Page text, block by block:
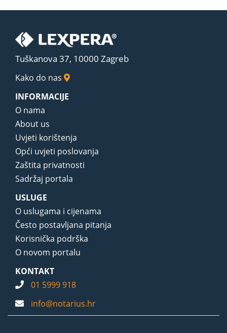
Tuškanova 37, 10000 Zagreb
Kako do nas
INFORMACIJE
O nama
About us
Uvjeti korištenja
Opći uvjeti poslovanja
Zaštita privatnosti
Sadržaj portala
USLUGE
O uslugama i cijenama
Često postavljana pitanja
Korisnička podrška
O novom portalu
KONTAKT
01 5999 918
info@notarius.hr